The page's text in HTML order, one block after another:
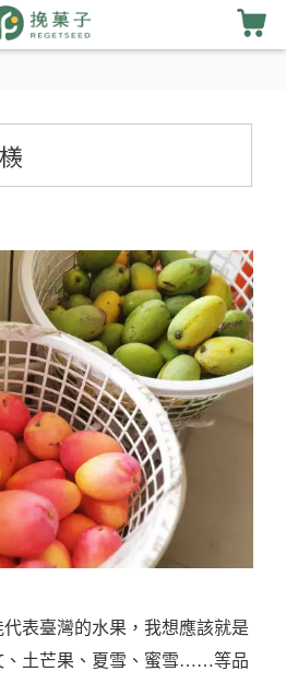
代表臺灣的水果，我想應該就是
、土芒果、夏雪、蜜雪……等品